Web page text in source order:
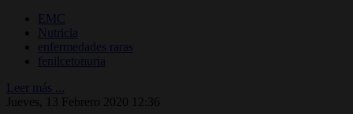
EMC
Nutricia
enfermedades raras
fenilcetonuria
Leer más ...
Jueves, 13 Febrero 2020 12:36